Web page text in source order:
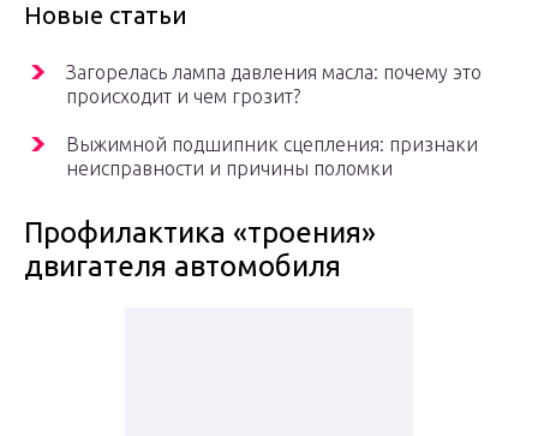
Новые статьи
Загорелась лампа давления масла: почему это
происходит и чем грозит?
Выжимной подшипник сцепления: признаки
неисправности и причины поломки
Профилактика «троения»
двигателя автомобиля